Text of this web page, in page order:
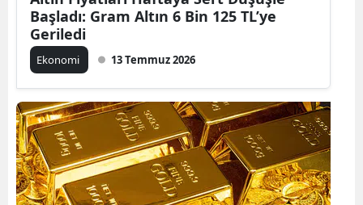
Başladı: Gram Altın 6 Bin 125 TL’ye
Geriledi
Ekonomi 13 Temmuz 2026